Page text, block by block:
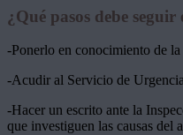
¿Qué pasos debe
-Ponerlo en conocimiento de
-Acudir al Servicio de
-Hacer un escrito ante la
que investiguen las causas del